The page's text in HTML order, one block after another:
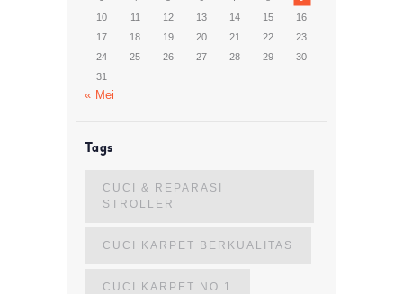
10
11 12 13 14 15
16
17
18 19 20 21 22
23
24
25 26 27 28 29
30
31
« Mei
Tags
CUCI & REPARASI
STROLLER
CUCI KARPET BERKUALITAS
CUCI KARPET NO 1